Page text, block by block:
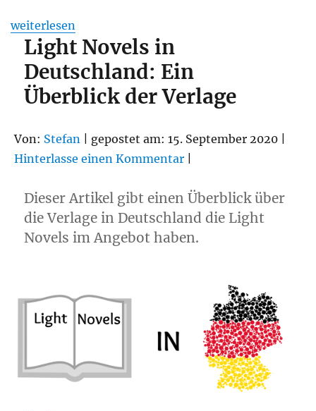
„Light Novels in den USA: Ein Überblick“
weiterlesen
Light Novels in
Deutschland: Ein
Überblick der Verlage
Von: Stefan | gepostet am: 15. September 2020 |
Hinterlasse einen Kommentar
Dieser Artikel gibt einen Überblick über
die Verlage in Deutschland die Light
Novels im Angebot haben.